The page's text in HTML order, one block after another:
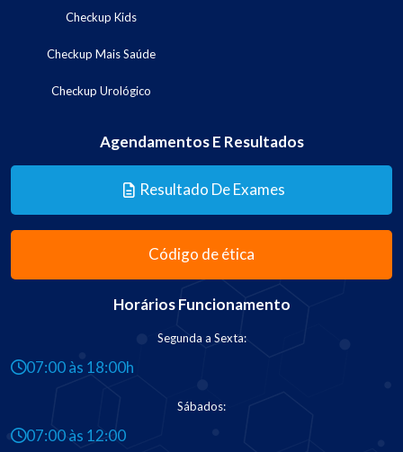
Checkup Kids
Checkup Mais Saúde
Checkup Urológico
Agendamentos E Resultados
Resultado De Exames
Código de ética
Horários Funcionamento
Segunda a Sexta:
07:00 às 18:00h
Sábados:
07:00 às 12:00